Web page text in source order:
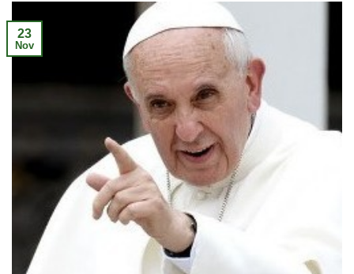
23
Nov